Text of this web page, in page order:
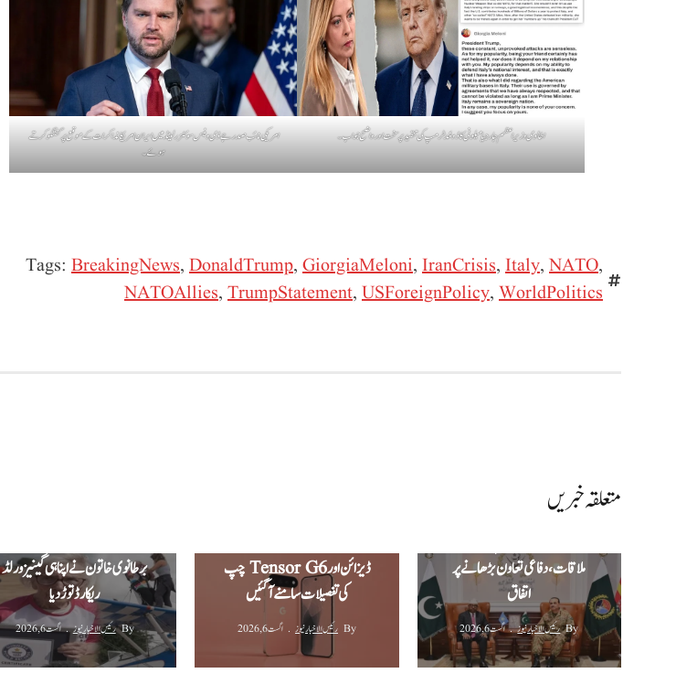
اطالوی وزیراعظم جارجیا میلونی کا ڈونلڈ ٹرمپ کی تنقید پر سخت اور واضح جواب۔
امریکی نائب صدر جے ڈی وینس سوئٹزرلینڈ میں ایران امریکا مذاکرات کے موقع پر گفتگو کرتے
ہوئے۔
Tags: BreakingNews, DonaldTrump, GiorgiaMeloni, IranCrisis, Italy, NATO,
NATOAllies, TrumpStatement, USForeignPolicy, WorldPolitics
متعلقہ خبریں
جی ایچ کیو میں صومالی وزیرِ دفاع کی
ملاقات، دفاعی تعاون بڑھانے پر
اتفاق
By رئیس الاخبار نیوز اگست 6, 2026
ڈیزائن اور Tensor G6 چپ
کی تفصیلات سامنے آ گئیں
By رئیس الاخبار نیوز اگست 6, 2026
برطانوی خاتون نے اپنا ہی گینیز ورلڈ
ریکارڈ توڑ دیا‬
By رئیس الاخبار نیوز اگست 6, 2026
‫400 کلو گرام چاندی چوری
اسکینڈل: وزیراعظم کی منظوری کے
واٹس ایپ نے متعدد اکاؤنٹس اچانک
"Under Review” کر
ایم ڈی کیٹ امتحان ملتوی درخواست